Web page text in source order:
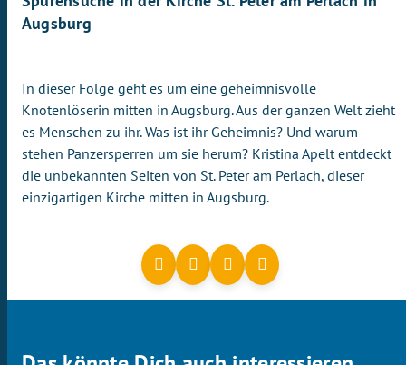
Augsburg
In dieser Folge geht es um eine geheimnisvolle
Knotenlöserin mitten in Augsburg. Aus der ganzen Welt zieht
es Menschen zu ihr. Was ist ihr Geheimnis? Und warum
stehen Panzersperren um sie herum? Kristina Apelt entdeckt
die unbekannten Seiten von St. Peter am Perlach, dieser
einzigartigen Kirche mitten in Augsburg.